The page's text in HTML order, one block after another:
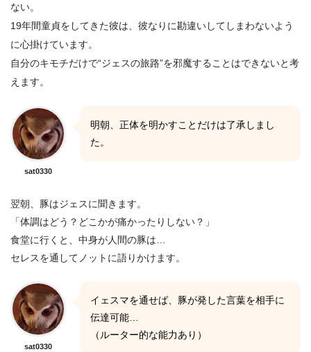
ない。
19年間童貞をしてきた彼は、彼なりに勘違いしてしまわないよう
に心掛けています。
自分のキモチだけで“ジェスの旅路”を邪魔することはできないと考
えます。
sat0330
明朝、正体を明かすことだけは了承しまし
た。
翌朝、豚はジェスに聞きます。
「体調はどう？どこかが痛かったりしない？」
食堂に行くと、中身が人間の豚は…
セレスを通してノットに語りかけます。
sat0330
イェスマを通せば、豚が発した言葉を相手に
伝達可能…
（ルーター的な能力あり）